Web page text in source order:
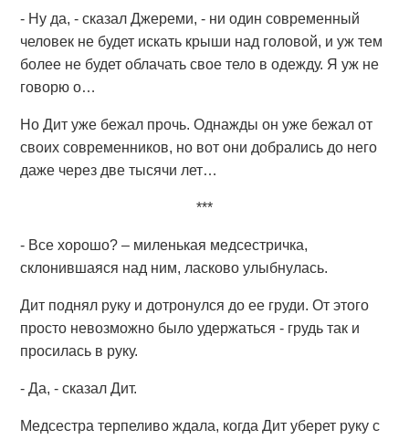
- Ну да, - сказал Джереми, - ни один современный
человек не будет искать крыши над головой, и уж тем
более не будет облачать свое тело в одежду. Я уж не
говорю о…
Но Дит уже бежал прочь. Однажды он уже бежал от
своих современников, но вот они добрались до него
даже через две тысячи лет…
***
- Все хорошо? – миленькая медсестричка,
склонившаяся над ним, ласково улыбнулась.
Дит поднял руку и дотронулся до ее груди. От этого
просто невозможно было удержаться - грудь так и
просилась в руку.
- Да, - сказал Дит.
Медсестра терпеливо ждала, когда Дит уберет руку с